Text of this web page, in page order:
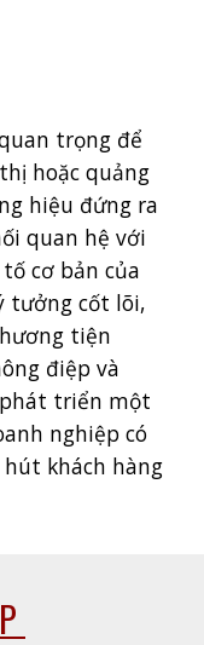
trọng để
hoặc quảng
hiệu đứng ra
quan hệ với
cơ bản của
tưởng cốt lõi,
tiện
điệp và
phát triển một
nghiệp có
khách hàng